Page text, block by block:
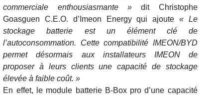
commerciale enthousiasmante » dit Christophe
Goasguen C.E.O. d’Imeon Energy qui ajoute« Le
stockage batterie est un élément clé de
l’autoconsommation. Cette compatibilité IMEON/BYD
permet désormais aux installateurs IMEON de
proposer à leurs clients une capacité de stockage
élevée à faible coût. »
En effet, le module batterie B-Box pro d’une capacité